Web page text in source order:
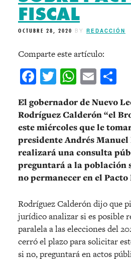
FISCAL
OCTUBRE 28, 2020 BY REDACCIÓN
Comparte este artículo:
Facebook
TwitterEmail
El gobernador de Nuevo
Rodríguez Calderón “el
este miércoles que le
presidente Andrés
realizará una consulta
preguntará a la población
no permanecer en el Pacto
Rodríguez Calderón dijo que
jurídico analizar si es posible
paralela a las elecciones del
cerró el plazo para solicitar
si no, preguntará en actos